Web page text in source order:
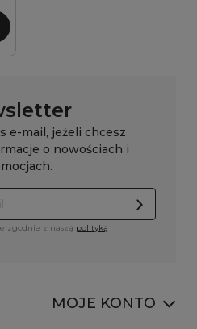
e-mail, jeżeli chcesz
o nowościach i
zgodnie z naszą polityką
MOJE KONTO